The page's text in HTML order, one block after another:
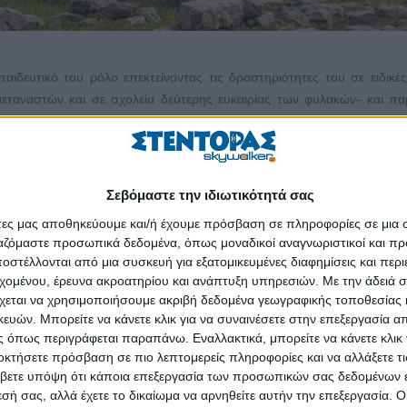
Σεβόμαστε την ιδιωτικότητά σας
μας αποθηκεύουμε και/ή έχουμε πρόσβαση σε πληροφορίες σε
προσωπικά δεδομένα, όπως μοναδικοί αναγνωριστικοί και
από μια συσκευή για εξατομικευμένες διαφημίσεις και
έρευνα ακροατηρίου και ανάπτυξη υπηρεσιών. Με την άδειά
να χρησιμοποιήσουμε ακριβή δεδομένα γεωγραφικής τοποθεσίας
Μπορείτε να κάνετε κλικ για να συναινέσετε στην επεξεργασία
περιγράφεται παραπάνω. Εναλλακτικά, μπορείτε να κάνετε κλικ
πρόσβαση σε πιο λεπτομερείς πληροφορίες και να αλλάξετε
υπόψη ότι κάποια επεξεργασία των προσωπικών σας δεδομένων
σας, αλλά έχετε το δικαίωμα να αρνηθείτε αυτήν την επεξεργασία.
του ρόλο επεκτείνοντας τις δραστηριότητες του σε
και σε σχολεία δεύτερης ευκαιρίας των φυλακών- και
σχολικές τάξεις.
με το οποίο άτομα με διαφορετικές πολιτισμικές
της χώρας που τα φιλοξενεί. Μέσα από μια σειρά επιλεγμένων
μεγάλες στιγμές της ιστορίας του, την τέχνη και τους
τους αρχαιολόγους που τους συνοδεύουν.
της χώρας, το Μουσείο προσφέρει διαδικτυακές
τη δυνατότητα στους συμμετέχοντες να αποκτήσουν νέες
απόψεις και προβληματισμούς.
«το Μουσείο στο Σχολείο», με διαδικτυακά προγράμματα που
σχολεία του εξωτερικού. Η ενότητα έχει εμπλουτιστεί και με
καθιστώντας το μάθημα περισσότερο ελκυστικό και βιωματικό.
που συνεχίζουν να διατίθενται στα σχολεία και ένα